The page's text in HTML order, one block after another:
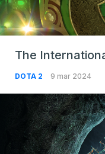
The
DOTA 2 9 mar 2024